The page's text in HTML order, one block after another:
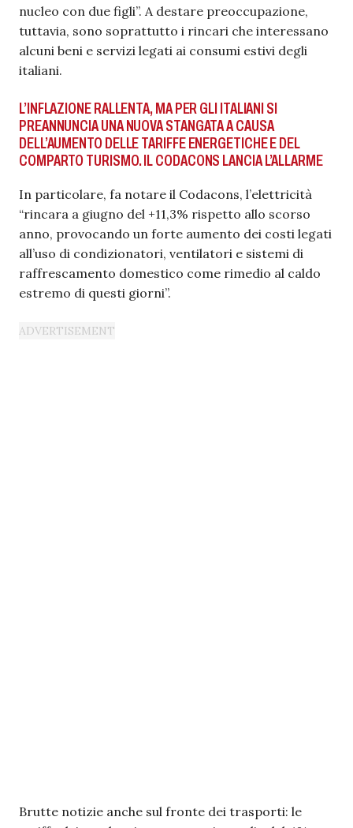
nucleo con due figli”. A destare preoccupazione,
tuttavia, sono soprattutto i rincari che interessano
alcuni beni e servizi legati ai consumi estivi degli
italiani.
L’INFLAZIONE RALLENTA, MA PER GLI ITALIANI SI
PREANNUNCIA UNA NUOVA STANGATA A CAUSA
DELL’AUMENTO DELLE TARIFFE ENERGETICHE E DEL
COMPARTO TURISMO. IL CODACONS LANCIA L’ALLARME
In particolare, fa notare il Codacons, l’elettricità
“rincara a giugno del +11,3% rispetto allo scorso
anno, provocando un forte aumento dei costi legati
all’uso di condizionatori, ventilatori e sistemi di
raffrescamento domestico come rimedio al caldo
estremo di questi giorni”.
Brutte notizie anche sul fronte dei trasporti: le